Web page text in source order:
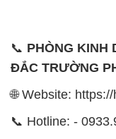
- 028.3756.1835 -
0902.765.866